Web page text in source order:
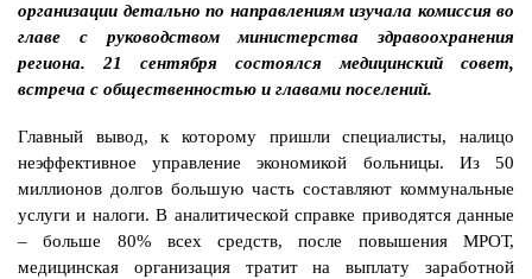
организации детально по направлениям изучала комиссия во
главе с руководством министерства здравоохранения
региона. 21 сентября состоялся медицинский совет,
встреча с общественностью и главами поселений.
Главный вывод, к которому пришли специалисты, налицо
неэффективное управление экономикой больницы. Из 50
миллионов долгов большую часть составляют коммунальные
услуги и налоги. В аналитической справке приводятся данные
– больше 80% всех средств, после повышения МРОТ,
медицинская организация тратит на выплату заработной